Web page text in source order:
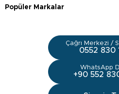
Popüler Markalar
Çağrı Merkezi /
0552 830
WhatsApp
+90 552